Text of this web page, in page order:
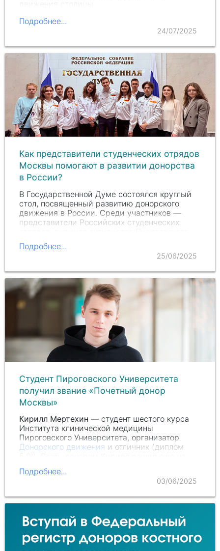
Подробнее...
24/07/2025
Как представители студенческих отрядов
Москвы помогают в развитии донорства
в России?
В Государственной Думе состоялся круглый
стол, посвященный развитию донорского
движения в России. Среди участников —
представители Российских студенческих
именно молодежь,…
Подробнее...
25/06/2025
Студент Пироговского Университета
получил звание «Почетный донор
Москвы»
Кирилл Мертехин — студент шестого курса
Института клинической медицины
Пироговского Университета, организатор
Донорского движения и отличник (диплом
регулярно сдает кровь, но…
Подробнее...
03/06/2025